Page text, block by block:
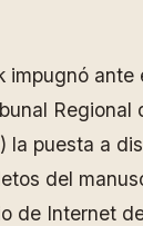
ante
Regional
la puesta a
del
de Internet